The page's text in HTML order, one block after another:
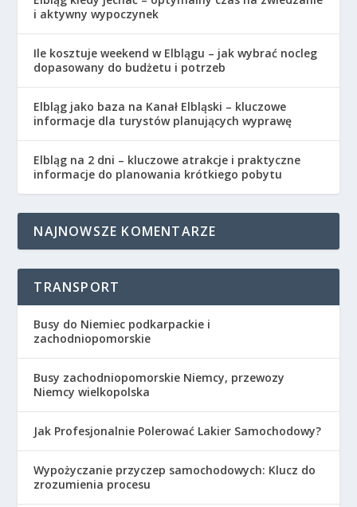
i aktywny wypoczynek
Ile kosztuje weekend w Elblągu – jak wybrać nocleg
dopasowany do budżetu i potrzeb
Elbląg jako baza na Kanał Elbląski – kluczowe
informacje dla turystów planujących wyprawę
Elbląg na 2 dni – kluczowe atrakcje i praktyczne
informacje do planowania krótkiego pobytu
NAJNOWSZE KOMENTARZE
TRANSPORT
Busy do Niemiec podkarpackie i
zachodniopomorskie
Busy zachodniopomorskie Niemcy, przewozy
Niemcy wielkopolska
Jak Profesjonalnie Polerować Lakier Samochodowy?
Wypożyczanie przyczep samochodowych: Klucz do
zrozumienia procesu